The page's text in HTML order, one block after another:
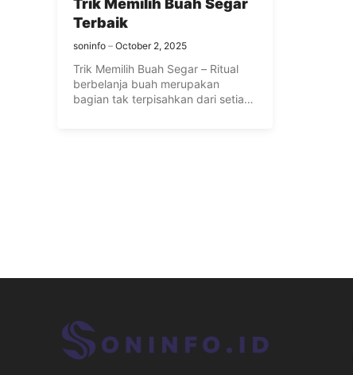
Trik Memilih Buah Segar
Terbaik
soninfo October 2, 2025
Trik Memilih Buah Segar – Ritual
berbelanja buah merupakan
bagian tak terpisahkan dari setiap